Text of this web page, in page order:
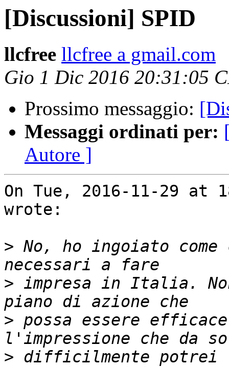
[Discussioni] SPID
llcfree llcfree a gmail.com
Gio 1 Dic 2016 20:31:05
Prossimo messaggio:
Messaggi ordinati per:
Autore ]
On Tue, 2016-11-29 at
wrote:
> No, ho ingoiato
> impresa in Italia.
> possa essere
> difficilmente potrei